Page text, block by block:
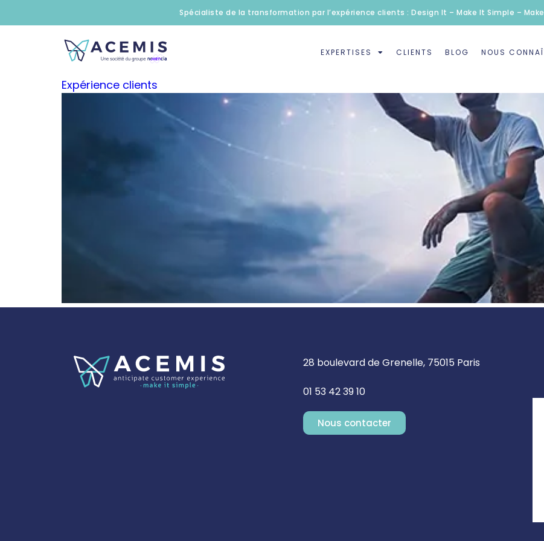
Spécialiste de la transformation par l’expérience clients : Design It – Make It Simple –
EXPERTISES CLIENTS BLOG NOUS
Expérience clients
28 boulevard de Grenelle, 75015 Paris
01 53 42 39 10
Nous contacter